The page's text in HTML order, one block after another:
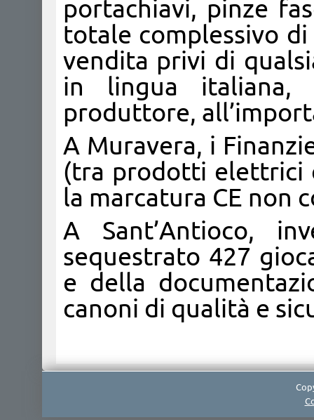
portachiavi, pinze
totale complessivo
vendita privi di
in lingua
produttore,
A Muravera, i
(tra prodotti elettrici
la marcatura CE non
A Sant’Antioco,
sequestrato 427
e della
canoni di qualità e